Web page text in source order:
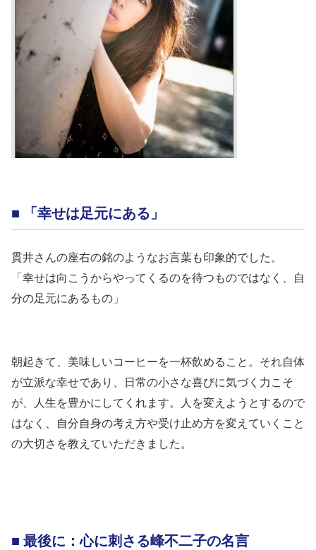
■ 「幸せは足元にある」
貫井さんの座右の銘のようなお言葉も印象的でした。
「幸せは向こうからやってくるのを待つものではなく、自
分の足元にあるもの」
朝起きて、美味しいコーヒーを一杯飲めること。それ自体
が立派な幸せであり、日常の小さな喜びに気づく力こそ
が、人生を豊かにしてくれます。人を変えようとするので
はなく、自分自身の考え方や受け止め方を変えていくこと
の大切さを教えていただきました。
■ 最後に：心に刺さる峰不二子の名言